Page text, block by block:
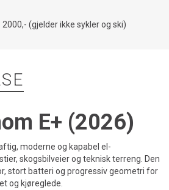
2000,- (gjelder ikke sykler og ski)
E+ (2026)
moderne og kapabel el-
skogsbilveier og teknisk terreng. Den
stort batteri og progressiv geometri for
og kjøreglede.